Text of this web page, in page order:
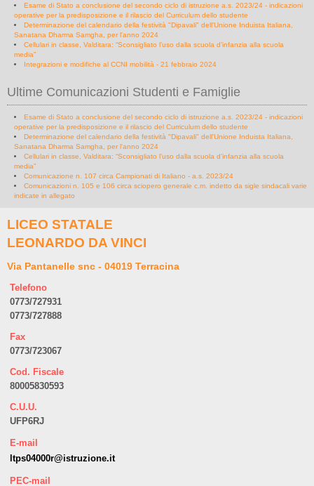
Esame di Stato a conclusione del secondo ciclo di istruzione a.s. 2023/24 - indicazioni
operative per la predisposizione e il rilascio del Curriculum dello studente
Determinazione del calendario della festività "Dipavali" dell'Unione Induista Italiana,
Sanatana Dharma Samgha, per l'anno 2024
Cellulari in classe, Valditara: “Sconsigliato l’uso dalla scuola d’infanzia alla scuola
media”
Integrazioni e modifiche al CCNI mobilità - 21 febbraio 2024
Ultime Comunicazioni Studenti e Famiglie
Esame di Stato a conclusione del secondo ciclo di istruzione a.s. 2023/24 - indicazioni
operative per la predisposizione e il rilascio del Curriculum dello studente
Determinazione del calendario della festività "Dipavali" dell'Unione Induista Italiana,
Sanatana Dharma Samgha, per l'anno 2024
Cellulari in classe, Valditara: “Sconsigliato l’uso dalla scuola d’infanzia alla scuola
media”
Comunicazione n. 107 circa Campionati di Italiano - a.s. 2023/24
Comunicazioni n. 105 e 106 circa sciopero generale c.m. indetto da sigle sindacali varie
indicate in allegato
LICEO STATALE
LEONARDO DA VINCI
Via Pantanelle snc - 04019 Terracina
Telefono
0773/727931
0773/727888
Fax
0773/723067
Cod. Fiscale
80005830593
C.U.U.
UFP6RJ
E-mail
ltps04000r@istruzione.it
PEC-mail